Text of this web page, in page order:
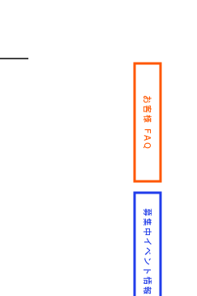
募集中イベント情報
お客様 FAQ